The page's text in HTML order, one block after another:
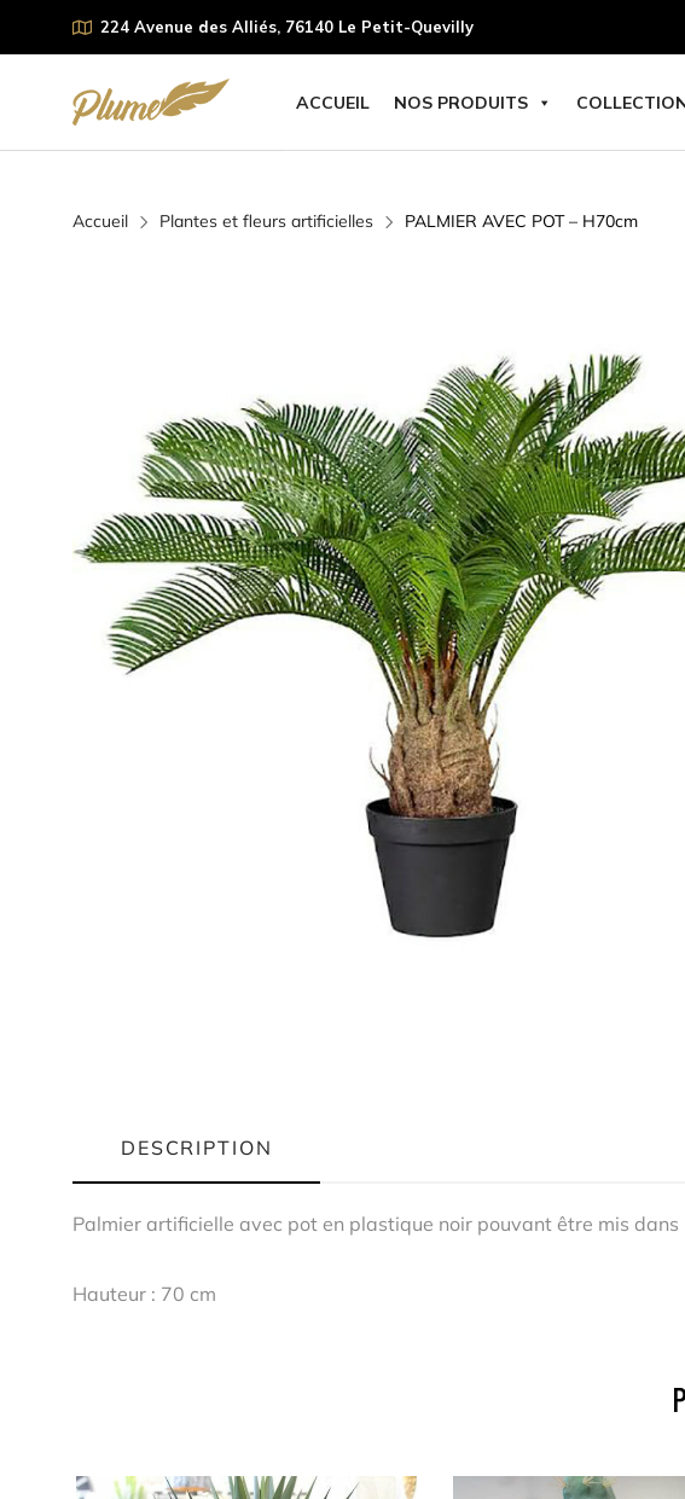
224 Avenue des Alliés, 76140 Le Petit-Quevilly
ACCUEIL NOS PRODUITS
Accueil Plantes et fleurs artificielles PALMIER AVEC POT – H70cm
DESCRIPTION
Palmier artificielle avec pot en plastique noir pouvant être mis
Hauteur : 70 cm